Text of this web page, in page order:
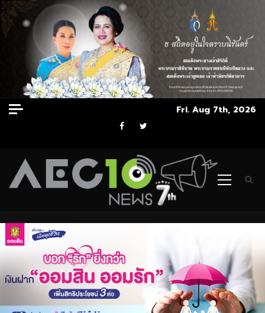
Skip
to
Fri. Aug 7th, 2026
Facebook
Twitter
Primary